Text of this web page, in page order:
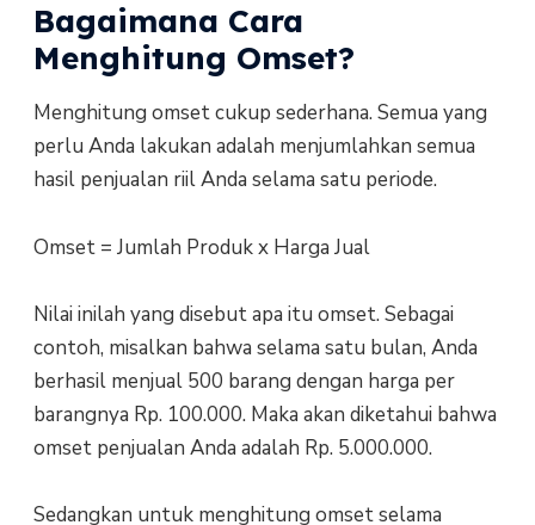
Bagaimana Cara
Menghitung Omset?
Menghitung omset cukup sederhana. Semua yang
perlu Anda lakukan adalah menjumlahkan semua
hasil penjualan riil Anda selama satu periode.
Omset = Jumlah Produk x Harga Jual
Nilai inilah yang disebut apa itu omset. Sebagai
contoh, misalkan bahwa selama satu bulan, Anda
berhasil menjual 500 barang dengan harga per
barangnya Rp. 100.000. Maka akan diketahui bahwa
omset penjualan Anda adalah Rp. 5.000.000.
Sedangkan untuk menghitung omset selama